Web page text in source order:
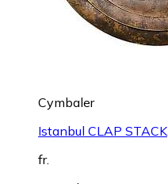
Cymbaler
Istanbul CLAP STACK
fr.